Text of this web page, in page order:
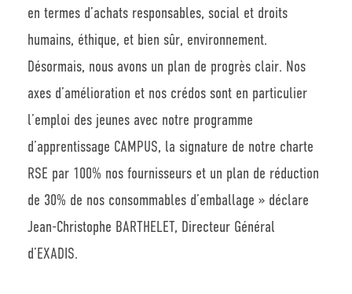
en termes d’achats responsables, social et droits
humains, éthique, et bien sûr, environnement.
Désormais, nous avons un plan de progrès clair. Nos
axes d’amélioration et nos crédos sont en particulier
l’emploi des jeunes avec notre programme
d’apprentissage CAMPUS, la signature de notre charte
RSE par 100% nos fournisseurs et un plan de réduction
de 30% de nos consommables d’emballage » déclare
Jean-Christophe BARTHELET, Directeur Général
d’EXADIS.